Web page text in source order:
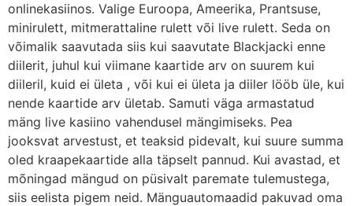
onlinekasiinos. Valige Euroopa, Ameerika, Prantsuse,
minirulett, mitmerattaline rulett või live rulett. Seda on
võimalik saavutada siis kui saavutate Blackjacki enne
diilerit, juhul kui viimane kaartide arv on suurem kui
diileril, kuid ei ületa , või kui ei ületa ja diiler lööb üle, kui
nende kaartide arv ületab. Samuti väga armastatud
mäng live kasiino vahendusel mängimiseks. Pea
jooksvat arvestust, et teaksid pidevalt, kui suure summa
oled kraapekaartide alla täpselt pannud. Kui avastad, et
mõningad mängud on püsivalt paremate tulemustega,
siis eelista pigem neid. Mänguautomaadid pakuvad oma